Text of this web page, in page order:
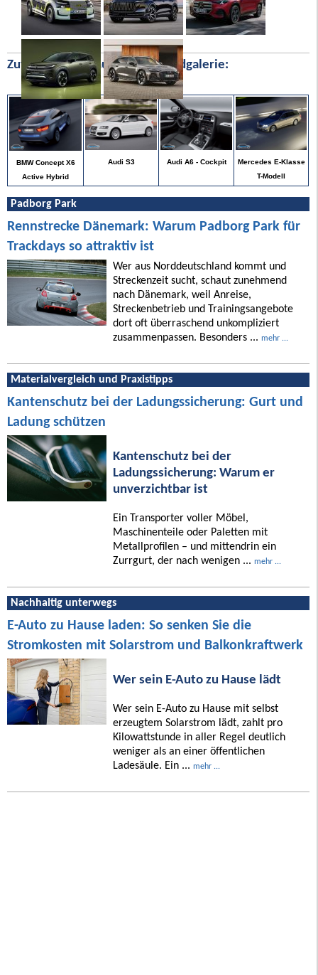
Zufällige Bilder aus unserer Bildgalerie:
BMW Concept X6
Active Hybrid
Audi S3 Audi A6 - Cockpit
Mercedes E-Klasse
T-Modell
Padborg Park
Rennstrecke Dänemark: Warum Padborg Park für
Trackdays so attraktiv ist
Wer aus Norddeutschland kommt und
Streckenzeit sucht, schaut zunehmend
nach Dänemark, weil Anreise,
Streckenbetrieb und Trainingsangebote
dort oft überraschend unkompliziert
zusammenpassen. Besonders ... mehr ...
Materialvergleich und Praxistipps
Kantenschutz bei der Ladungssicherung: Gurt und
Ladung schützen
Kantenschutz bei der
Ladungssicherung: Warum er
unverzichtbar ist
Ein Transporter voller Möbel,
Maschinenteile oder Paletten mit
Metallprofilen – und mittendrin ein
Zurrgurt, der nach wenigen ... mehr ...
Nachhaltig unterwegs
E-Auto zu Hause laden: So senken Sie die
Stromkosten mit Solarstrom und Balkonkraftwerk
Wer sein E-Auto zu Hause lädt
Wer sein E-Auto zu Hause mit selbst
erzeugtem Solarstrom lädt, zahlt pro
Kilowattstunde in aller Regel deutlich
weniger als an einer öffentlichen
Ladesäule. Ein ... mehr ...